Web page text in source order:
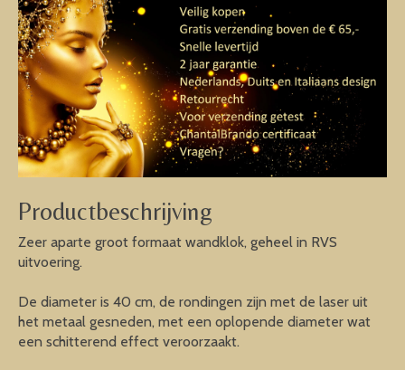
Productbeschrijving
Zeer aparte groot formaat wandklok, geheel in RVS
uitvoering.
De diameter is 40 cm, de rondingen zijn met de laser uit
het metaal gesneden, met een oplopende diameter wat
een schitterend effect veroorzaakt.